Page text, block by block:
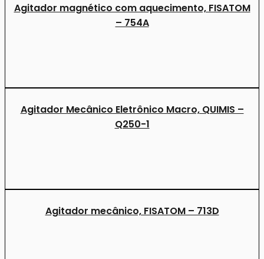
Agitador magnético com aquecimento, FISATOM
– 754A
Agitador Mecânico Eletrônico Macro, QUIMIS –
Q250-1
Agitador mecânico, FISATOM – 713D